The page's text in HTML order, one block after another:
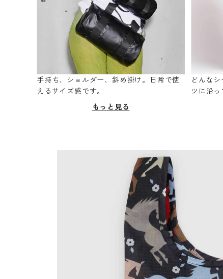
手持ち、ショルダー、斜め掛け。日常で使
えるサイズ感です。
もっと見る
どんな
ツに沿っ